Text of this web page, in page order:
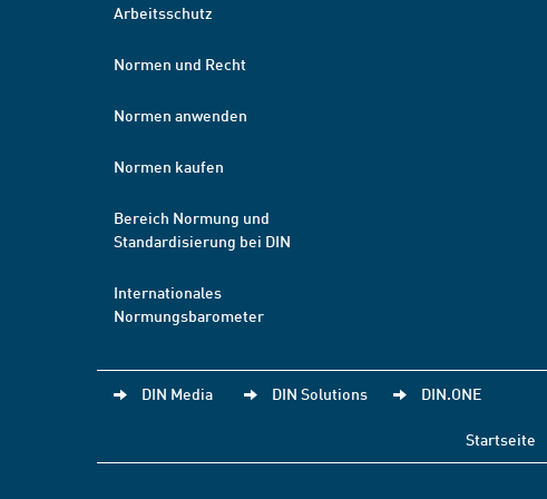
Arbeitsschutz
Normen und Recht
Normen anwenden
Normen kaufen
Bereich Normung und
Standardisierung bei DIN
Internationales
Normungsbarometer
DIN Media DIN Solutions DIN.ONE
Startseite